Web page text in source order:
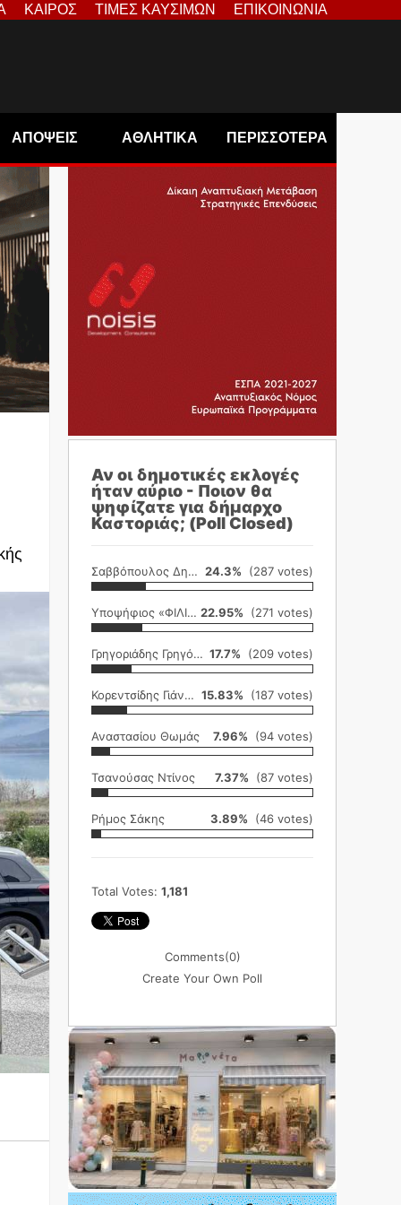
ΚΑΙΡΟΣ ΤΙΜΕΣ ΚΑΥΣΙΜΩΝ ΕΠΙΚΟΙΝΩΝΙΑ
ΑΠΟΨΕΙΣ ΑΘΛΗΤΙΚΑ ΠΕΡΙΣΣΟΤΕΡΑ
Αν οι δημοτικές εκλογές
ήταν αύριο - Ποιον θα
ψηφίζατε για δήμαρχο
Καστοριάς; (Poll Closed)
Σαββόπουλος Δημήτρης 24.3% (287 votes)
Υποψήφιος «ΦΙΛΙΚΗ ΕΤΑΙΡΕΙΑ» 22.95% (271 votes)
Γρηγοριάδης Γρηγόρης 17.7% (209 votes)
Κορεντσίδης Γιάννης 15.83% (187 votes)
Αναστασίου Θωμάς 7.96% (94 votes)
Τσανούσας Ντίνος 7.37% (87 votes)
Ρήμος Σάκης 3.89% (46 votes)
Total Votes: 1,181
Comments(0)
Create Your Own Poll